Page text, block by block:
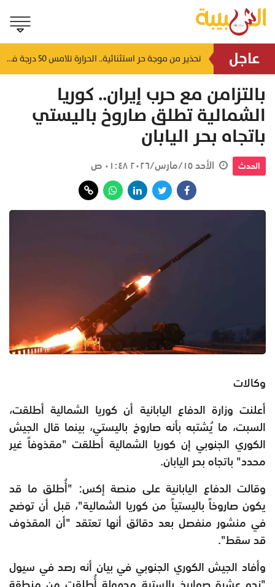
عاجل منذ ٨ ساعات لتشوه المظهر الحضاري وتعطل الحركة التجارية.. أهالي العوابي يطالبون عبر "الشبيبة" بإنقاذ سوقهم القديم من "كبارة الأسماك" المهجورة تحذير من موجة حر استثنائية.. الحرارة تلامس 50 درجة في بعض مناطق سلطنة عُمان
بالتزامن مع حرب إيران.. كوريا
الشمالية تطلق صاروخ باليستي
باتجاه بحر اليابان
الحدث الأحد ١٥/مارس/٢٠٢٦ ٠١:٤٨ ص
وكالات
أعلنت وزارة الدفاع اليابانية أن كوريا الشمالية أطلقت،
السبت، ما يُشتبه بأنه صاروخ باليستي، بينما قال الجيش
الكوري الجنوبي إن كوريا الشمالية أطلقت "مقذوفاً غير
محدد" باتجاه بحر اليابان.
وقالت الدفاع اليابانية على منصة إكس: "أُطلق ما قد
يكون صاروخاً باليستياً من كوريا الشمالية"، قبل أن توضح
في منشور منفصل بعد دقائق أنها تعتقد "أن المقذوف
قد سقط".
وأفاد الجيش الكوري الجنوبي في بيان أنه رصد في سيول